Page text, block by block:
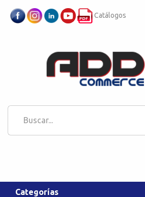
Catálogos
Categorías